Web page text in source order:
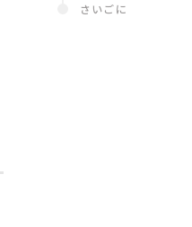
さいごに